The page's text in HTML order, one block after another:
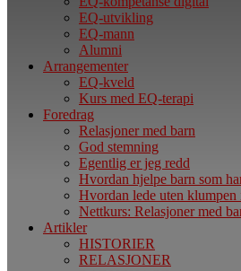
EQ-utvikling
EQ-mann
Alumni
Arrangementer
EQ-kveld
Kurs med EQ-terapi
Foredrag
Relasjoner med barn
God stemning
Egentlig er jeg redd
Hvordan hjelpe barn som
Hvordan lede uten klumpen
Nettkurs: Relasjoner med
Artikler
HISTORIER
RELASJONER